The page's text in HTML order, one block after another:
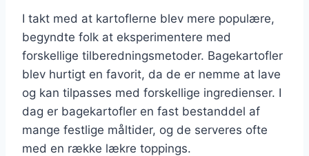
I takt med at kartoflerne blev mere populære,
begyndte folk at eksperimentere med
forskellige tilberedningsmetoder. Bagekartofler
blev hurtigt en favorit, da de er nemme at lave
og kan tilpasses med forskellige ingredienser. I
dag er bagekartofler en fast bestanddel af
mange festlige måltider, og de serveres ofte
med en række lækre toppings.